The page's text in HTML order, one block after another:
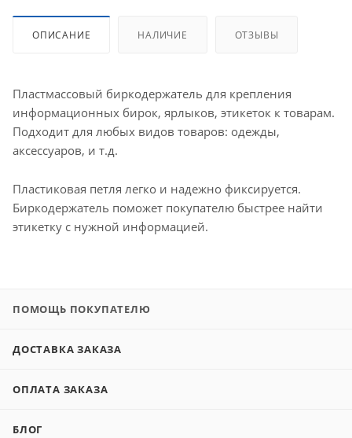
ОПИСАНИЕ НАЛИЧИЕ ОТЗЫВЫ
Пластмассовый биркодержатель для крепления
информационных бирок, ярлыков, этикеток к товарам.
Подходит для любых видов товаров: одежды,
аксессуаров, и т.д.
Пластиковая петля легко и надежно фиксируется.
Биркодержатель поможет покупателю быстрее найти
этикетку с нужной информацией.
ПОМОЩЬ ПОКУПАТЕЛЮ
ДОСТАВКА ЗАКАЗА
ОПЛАТА ЗАКАЗА
БЛОГ